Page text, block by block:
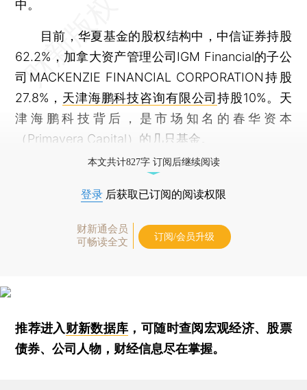
中。
目前，华夏基金的股权结构中，中信证券持股
62.2%，加拿大资产管理公司IGM Financial的子公
司MACKENZIE FINANCIAL CORPORATION持股
27.8%， 天津海鹏科技咨询有限公司持股10%。天
津海鹏科技背后，是市场知名的春华资本
（Primavera Capital）的几只基金。
本文共计827字 订阅后继续阅读
登录 后获取已订阅的阅读权限
财新通会员
可畅读全文
订阅/会员升级
推荐进入财新数据库 ，可随时查阅宏观经济、股票
债券、公司人物，财经信息尽在掌握。